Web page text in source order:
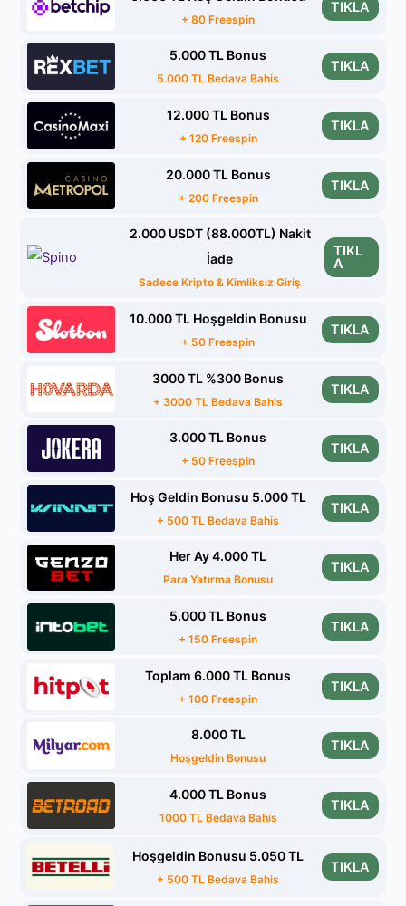
+ 80 Freespin
TIKLA
5.000 TL Bonus
5.000 TL Bedava Bahis
TIKLA
12.000 TL Bonus
+ 120 Freespin
TIKLA
20.000 TL Bonus
+ 200 Freespin
TIKLA
2.000 USDT (88.000TL) Nakit
İade
Sadece Kripto & Kimliksiz Giriş
TIKL
A
10.000 TL Hoşgeldin Bonusu
+ 50 Freespin
TIKLA
3000 TL %300 Bonus
+ 3000 TL Bedava Bahis
TIKLA
3.000 TL Bonus
+ 50 Freespin
TIKLA
Hoş Geldin Bonusu 5.000 TL
+ 500 TL Bedava Bahis
TIKLA
Her Ay 4.000 TL
Para Yatırma Bonusu
TIKLA
5.000 TL Bonus
+ 150 Freespin
TIKLA
Toplam 6.000 TL Bonus
+ 100 Freespin
TIKLA
8.000 TL
Hoşgeldin Bonusu
TIKLA
4.000 TL Bonus
1000 TL Bedava Bahis
TIKLA
Hoşgeldin Bonusu 5.050 TL
+ 500 TL Bedava Bahis
TIKLA